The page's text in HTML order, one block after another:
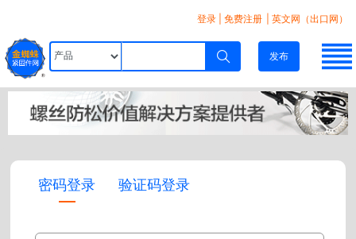
登录 免费注册 | 英文网（出口网）
发布
密码登录 验证码登录